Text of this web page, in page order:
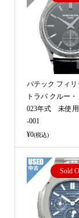
パテック フィ
トラバ クルー
023年式 未使
-001
¥0(税込)
Sold